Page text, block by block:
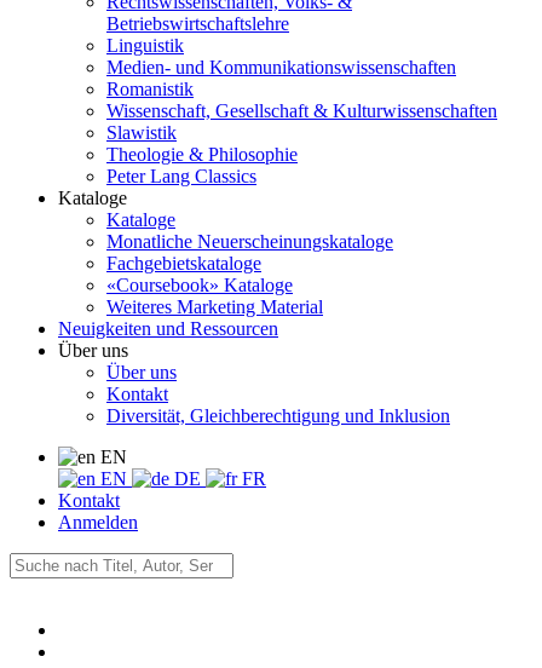
Betriebswirtschaftslehre
Linguistik
Medien- und Kommunikationswissenschaften
Romanistik
Wissenschaft, Gesellschaft & Kulturwissenschaften
Slawistik
Theologie & Philosophie
Peter Lang Classics
Kataloge
Kataloge
Monatliche Neuerscheinungskataloge
Fachgebietskataloge
«Coursebook» Kataloge
Weiteres Marketing Material
Neuigkeiten und Ressourcen
Über uns
Über uns
Kontakt
Diversität, Gleichberechtigung und Inklusion
EN
EN
DE
FR
Kontakt
Anmelden